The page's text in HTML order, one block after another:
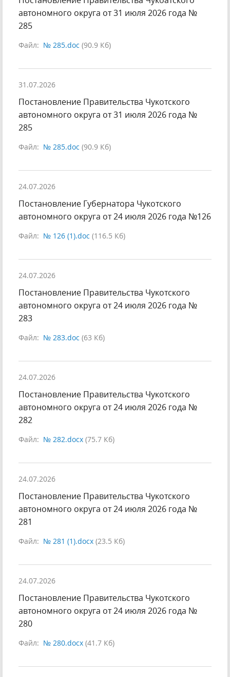
автономного округа от 31 июля 2026 года №
285
Файл: № 285.doc (90.9 Кб)
31.07.2026
Постановление Правительства Чукотского
автономного округа от 31 июля 2026 года №
285
Файл: № 285.doc (90.9 Кб)
24.07.2026
Постановление Губернатора Чукотского
автономного округа от 24 июля 2026 года №126
Файл: № 126 (1).doc (116.5 Кб)
24.07.2026
Постановление Правительства Чукотского
автономного округа от 24 июля 2026 года №
283
Файл: № 283.doc (63 Кб)
24.07.2026
Постановление Правительства Чукотского
автономного округа от 24 июля 2026 года №
282
Файл: № 282.docx (75.7 Кб)
24.07.2026
Постановление Правительства Чукотского
автономного округа от 24 июля 2026 года №
281
Файл: № 281 (1).docx (23.5 Кб)
24.07.2026
Постановление Правительства Чукотского
автономного округа от 24 июля 2026 года №
280
Файл: № 280.docx (41.7 Кб)